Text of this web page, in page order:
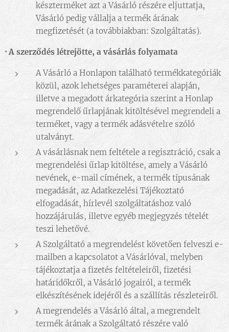
készterméket azt a Vásárló részére eljuttatja,
Vásárló pedig vállalja a termék árának
megfizetését (a továbbiakban: Szolgáltatás).
·A szerződés létrejötte, a vásárlás folyamata
A Vásárló a Honlapon található termékkategóriák
közül, azok lehetséges paraméterei alapján,
illetve a megadott árkategória szerint a Honlap
megrendelő űrlapjának kitöltésével megrendeli a
terméket, vagy a termék adásvételre szóló
utalványt.
A vásárlásnak nem feltétele a regisztráció, csak a
megrendelési űrlap kitöltése, amely a Vásárló
nevének, e-mail címének, a termék típusának
megadását, az Adatkezelési Tájékoztató
elfogadását, hírlevél szolgáltatáshoz való
hozzájárulás, illetve egyéb megjegyzés tételét
teszi lehetővé.
A Szolgáltató a megrendelést követően felveszi e-
mailben a kapcsolatot a Vásárlóval, melyben
tájékoztatja a fizetés feltételeiről, fizetési
határidőkről, a Vásárló jogairól, a termék
elkészítésének idejéről és a szállítás részleteiről.
A megrendelés a Vásárló által, a megrendelt
termék árának a Szolgáltató részére való